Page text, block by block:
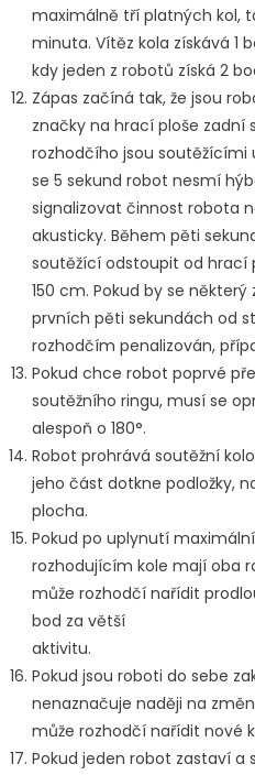
maximálně tří platných kol,
minuta. Vítěz kola získává 1
kdy jeden z robotů získá 2
Zápas začíná tak, že jsou
značky na hrací ploše zadní
rozhodčího jsou soutěžícími
se 5 sekund robot nesmí
signalizovat činnost robota
akusticky. Během pěti
soutěžící odstoupit od hrací
150 cm. Pokud by se
prvních pěti sekundách od
rozhodčím penalizován,
Pokud chce robot poprvé
soutěžního ringu, musí se
alespoň o 180°.
Robot prohrává soutěžní
jeho část dotkne podložky,
plocha.
Pokud po uplynutí
rozhodujícím kole mají oba
může rozhodčí nařídit
bod za větší
aktivitu.
Pokud jsou roboti do sebe
nenaznačuje naději na
může rozhodčí nařídit nové
Pokud jeden robot zastaví a